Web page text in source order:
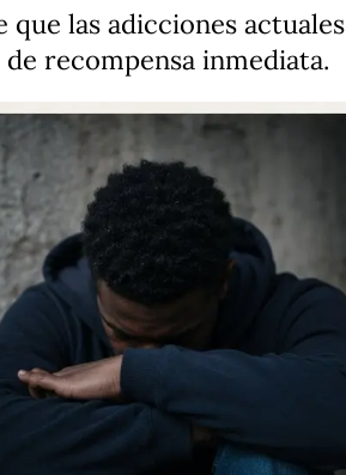
las adicciones actuales
recompensa inmediata.